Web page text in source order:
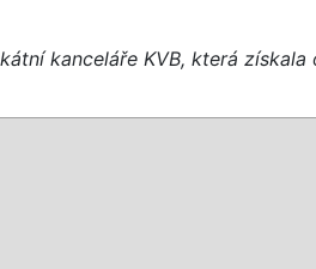
kanceláře KVB, která získala